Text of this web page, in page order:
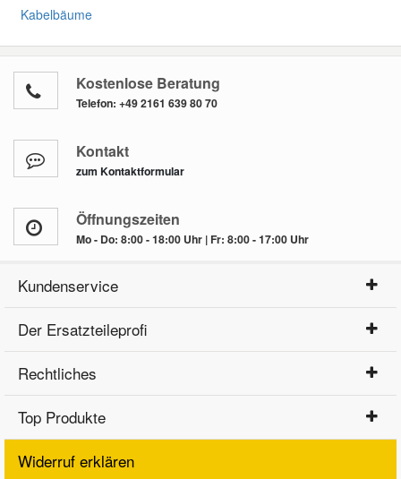
Kabelbäume
Kostenlose Beratung
Telefon: +49 2161 639 80 70
Kontakt
zum Kontaktformular
Öffnungszeiten
Mo - Do: 8:00 - 18:00 Uhr | Fr: 8:00 - 17:00 Uhr
Kundenservice
Der Ersatzteileprofi
Rechtliches
Top Produkte
Widerruf erklären